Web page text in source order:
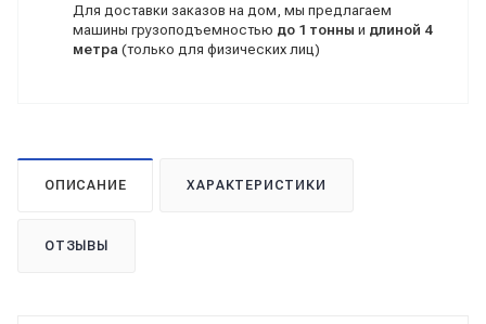
Для доставки заказов на дом, мы предлагаем
машины грузоподъемностью до 1 тонны и длиной 4
метра (только для физических лиц)
ОПИСАНИЕ ХАРАКТЕРИСТИКИ
ОТЗЫВЫ